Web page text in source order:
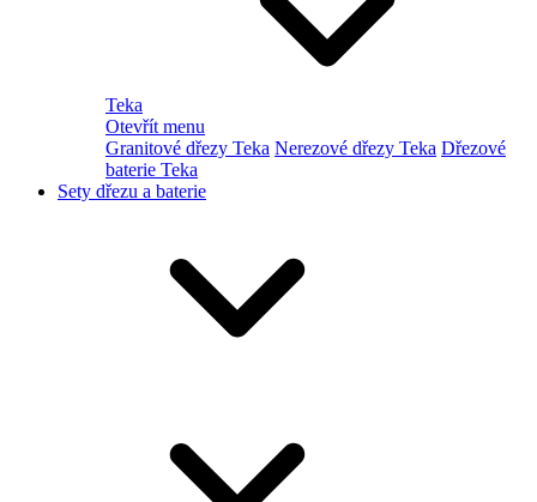
Teka
Otevřít menu
Granitové dřezy Teka Nerezové dřezy Teka Dřezové
baterie Teka
Sety dřezu a baterie